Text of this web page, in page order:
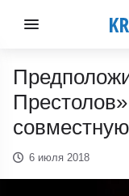
6 июля 2018